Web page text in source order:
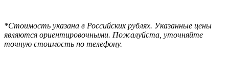
*Стоимость указана в Российских рублях. Указанные цены
являются ориентировочными. Пожалуйста, уточняйте
точную стоимость по телефону.